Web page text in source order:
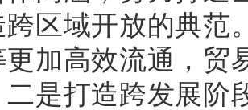
跨区域开放的典范
更加高效流通，贸
二是打造跨发展阶